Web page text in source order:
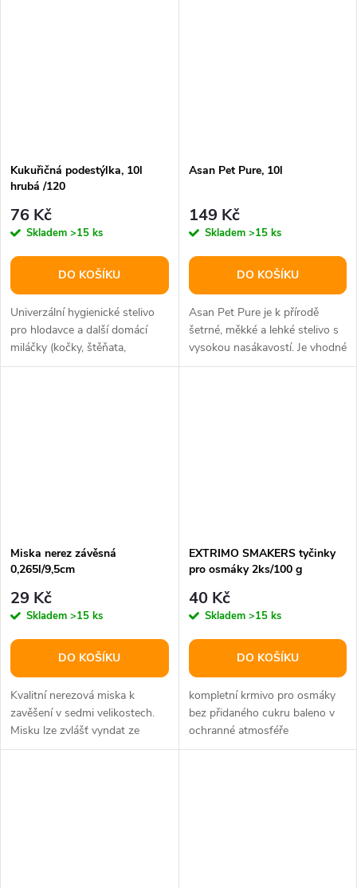
Kukuřičná podestýlka, 10l
hrubá /120
76 Kč
Skladem >15 ks
DO KOŠÍKU
Univerzální hygienické stelivo
pro hlodavce a další domácí
miláčky (kočky, štěňata,
exotické ptactvo, terarijní...
Asan Pet Pure, 10l
149 Kč
Skladem >15 ks
DO KOŠÍKU
Asan Pet Pure je k přírodě
šetrné, měkké a lehké stelivo s
vysokou nasákavostí. Je vhodné
zejména...
Miska nerez závěsná
0,265l/9,5cm
29 Kč
Skladem >15 ks
DO KOŠÍKU
Kvalitní nerezová miska k
zavěšení v sedmi velikostech.
Misku lze zvlášť vyndat ze
stojánku, snadná údržba.
EXTRIMO SMAKERS tyčinky
pro osmáky 2ks/100 g
40 Kč
Skladem >15 ks
DO KOŠÍKU
kompletní krmivo pro osmáky
bez přidaného cukru baleno v
ochranné atmosféře
složení:bojínek luční, vojtěška,